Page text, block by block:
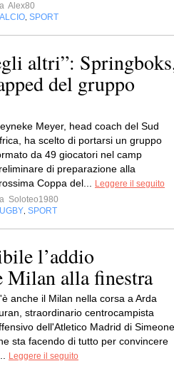
Alex80
SPORT
altri”:
del gruppo
Meyer, head coach del Sud
ha scelto di portarsi un gruppo
da 49 giocatori nel camp
di preparazione alla
Coppa del...
Leggere il seguito
Soloteo1980
SPORT
l’addio
Milan alla finestra
anche il Milan nella corsa a Arda
straordinario centrocampista
dell'Atletico Madrid di
sta facendo di tutto per convincere
Leggere il seguito